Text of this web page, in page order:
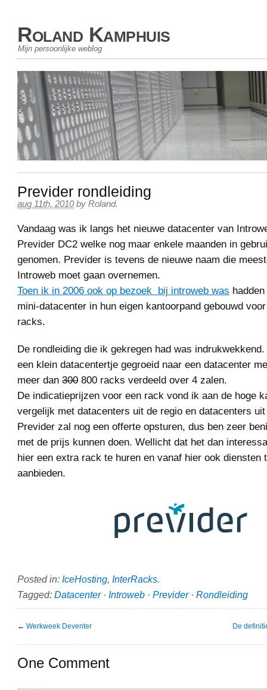
Roland Kamphuis
Mijn persoonlijke weblog
Previder rondleiding
aug 11th, 2010 by Roland.
Vandaag was ik langs het nieuwe datacenter van
Previder DC2 welke nog maar enkele maanden in
genomen. Previder is tevens de nieuwe naam die
Introweb moet gaan overnemen.
Toen ik in 2006 ook op bezoek bij introweb was
mini-datacenter in hun eigen kantoorpand gebouwd
racks.
De rondleiding die ik gekregen had was
een klein datacentertje gegroeid naar een datacenter
meer dan 300 800 racks verdeeld over 4 zalen.
De indicatieprijzen voor een rack vond ik aan de hoge
vergelijk met datacenters uit de regio en datacenters
Previder zal nog een offerte opsturen, dus ben zeer
met de prijs kunnen doen. Wellicht dat het dan
hier een extra rack te huren en vanaf hier ook diensten
aanbieden.
Posted in: IceHosting, InterRacks.
Tagged: Datacenter· Introweb · Previder· Rondleiding
← Werkweek Deventer De
One Comment